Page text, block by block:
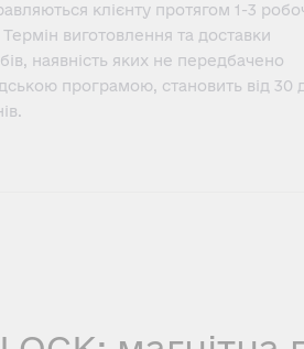
клієнту протягом 1-3
Термін виготовлення та доставки
наявність яких не передбачено
програмою, становить від 30